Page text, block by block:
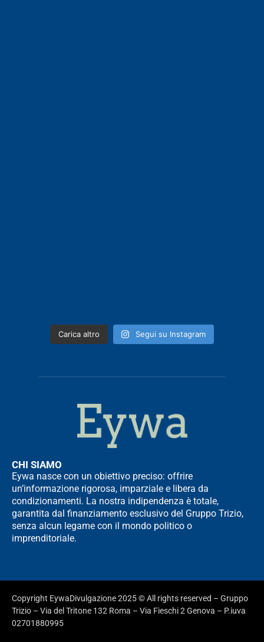
Carica altro Segui su Instagram
CHI SIAMO
Eywa nasce con un obiettivo preciso: offrire
un’informazione rigorosa, imparziale e libera da
condizionamenti. La nostra indipendenza è totale,
garantita dal finanziamento esclusivo del Gruppo Trizio,
senza alcun legame con il mondo politico o
imprenditoriale.
Copyright EywaDivulgazione 2025 © All rights reserved – Gruppo
Trizio – Via del Tritone 132 Roma – Via Fieschi 2 Genova – P.iuva
02701880995